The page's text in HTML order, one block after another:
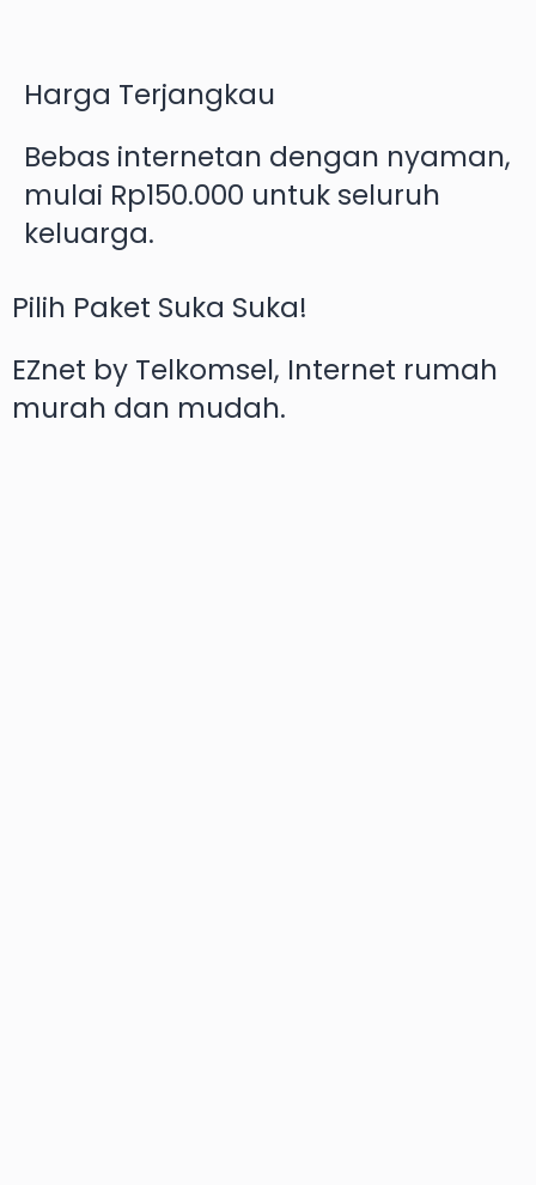
Harga Terjangkau
Bebas internetan dengan nyaman,
mulai Rp150.000 untuk seluruh
keluarga.
Pilih Paket Suka Suka!
EZnet by Telkomsel, Internet rumah
murah dan mudah.